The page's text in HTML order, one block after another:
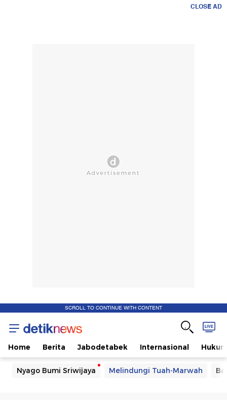
CLOSE AD
SCROLL TO CONTINUE WITH CONTENT
Home Berita Jabodetabek Internasional Hukum
Nyago Bumi Sriwijaya Melindungi Tuah-Marwah